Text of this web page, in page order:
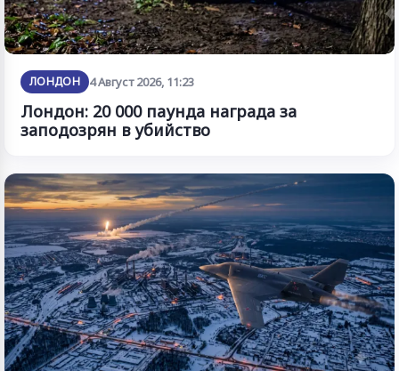
ЛОНДОН 4 Август 2026, 11:23
Лондон: 20 000 паунда награда за
заподозрян в убийство